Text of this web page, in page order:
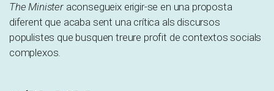
The Ministeraconsegueix erigir-se en una proposta
diferent que acaba sent una crítica als discursos
populistes que busquen treure profit de contextos socials
complexos.